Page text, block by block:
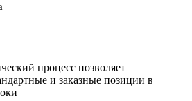
процесс позволяет
и заказные позиции в